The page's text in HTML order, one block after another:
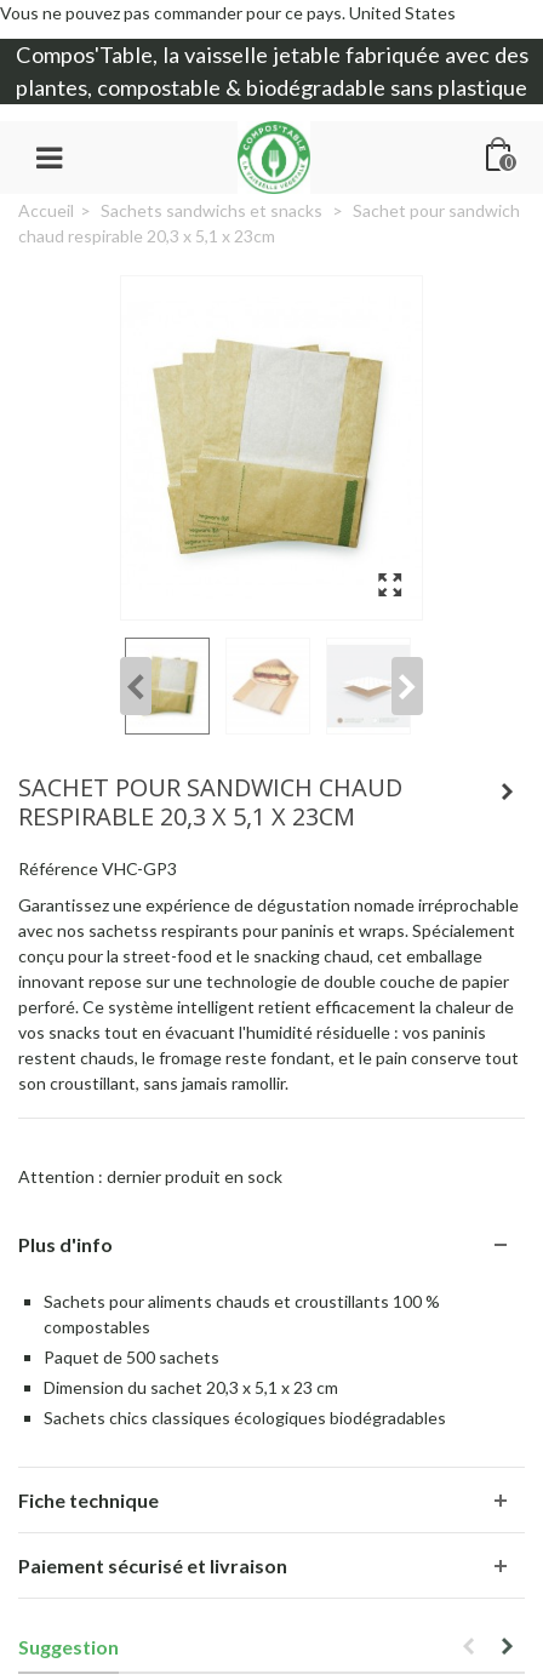
Vous ne pouvez pas commander pour ce pays.United States
Compos'Table, la vaisselle jetable fabriquée avec des
plantes, compostable & biodégradable sans plastique
0
Accueil > Sachets sandwichs et snacks > Sachet pour sandwich
chaud respirable 20,3 x 5,1 x 23cm
SACHET POUR SANDWICH CHAUD
RESPIRABLE 20,3 X 5,1 X 23CM
RéférenceVHC-GP3
Garantissez une expérience de dégustation nomade irréprochable
avec nos sachetss respirants pour paninis et wraps. Spécialement
conçu pour la street-food et le snacking chaud, cet emballage
innovant repose sur une technologie de double couche de papier
perforé. Ce système intelligent retient efficacement la chaleur de
vos snacks tout en évacuant l'humidité résiduelle : vos paninis
restent chauds, le fromage reste fondant, et le pain conserve tout
son croustillant, sans jamais ramollir.
Attention : dernier produit en sock
Plus d'info
Sachets pour aliments chauds et croustillants 100 %
compostables
Paquet de 500 sachets
Dimension du sachet 20,3 x 5,1 x 23 cm
Sachets chics classiques écologiques biodégradables
Fiche technique
Paiement sécurisé et livraison
Suggestion